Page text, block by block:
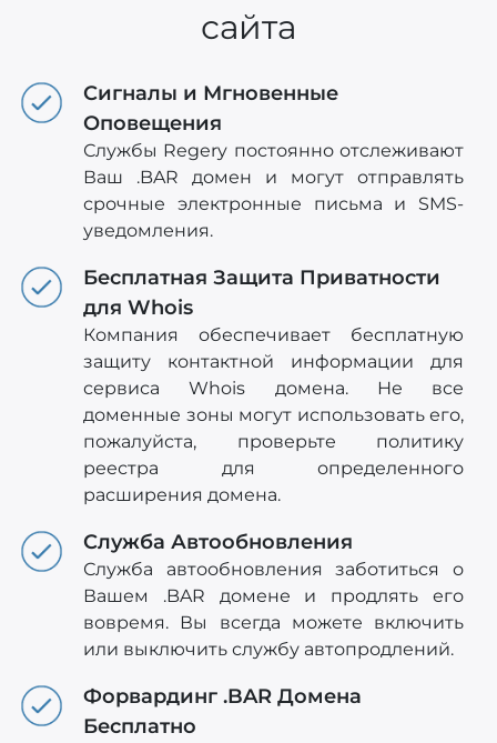
сайта
Сигналы и Мгновенные
Оповещения
Службы Regery постоянно отслеживают
Ваш .BAR домен и могут отправлять
срочные электронные письма и SMS-
уведомления.
Бесплатная Защита Приватности
для Whois
Компания обеспечивает бесплатную
защиту контактной информации для
сервиса Whois домена. Не все
доменные зоны могут использовать его,
пожалуйста, проверьте политику
реестра для определенного
расширения домена.
Служба Автообновления
Служба автообновления заботиться о
Вашем .BAR домене и продлять его
вовремя. Вы всегда можете включить
или выключить службу автопродлений.
Форвардинг .BAR Домена
Бесплатно